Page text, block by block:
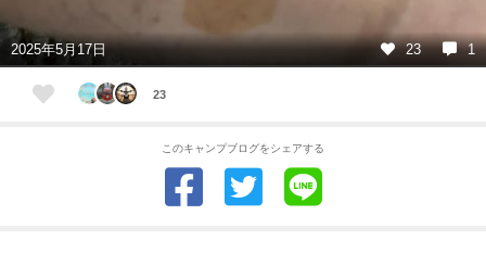
2025年5月17日 23 1
23
このキャンプブログをシェアする